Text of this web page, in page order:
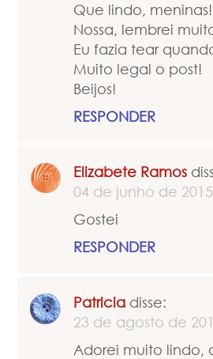
Que lindo,
Nossa, lembrei
Eu fazia tear
Muito legal o post!
Beijos!
RESPONDER
Elizabete Ramos
04 de junho de
Gostei
RESPONDER
Patricia disse:
23 de agosto de
Adorei muito lindo,